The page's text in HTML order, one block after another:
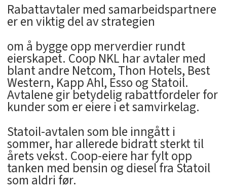
Rabattavtaler med samarbeidspartnere
er en viktig del av strategien
om å bygge opp merverdier rundt
eierskapet. Coop NKL har avtaler med
blant andre Netcom, Thon Hotels, Best
Western, Kapp Ahl, Esso og Statoil.
Avtalene gir betydelig rabattfordeler for
kunder som er eiere i et samvirkelag.
Statoil-avtalen som ble inngått i
sommer, har allerede bidratt sterkt til
årets vekst. Coop-eiere har fylt opp
tanken med bensin og diesel fra Statoil
som aldri før.